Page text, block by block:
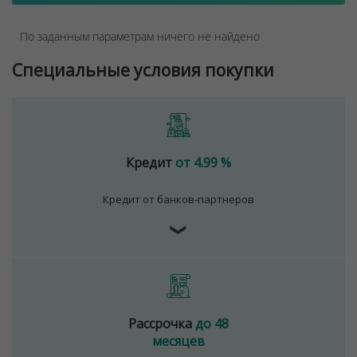
По заданным параметрам ничего не найдено
Специальные условия покупки
Кредит от 4.99 %
Кредит от банков-партнеров
❯
Рассрочкадо 48
месяцев